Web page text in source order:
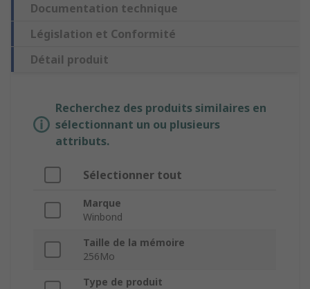
Documentation technique
Législation et Conformité
Détail produit
Recherchez des produits similaires en
sélectionnant un ou plusieurs
attributs.
Sélectionner tout
Marque
Winbond
Taille de la mémoire
256Mo
Type de produit